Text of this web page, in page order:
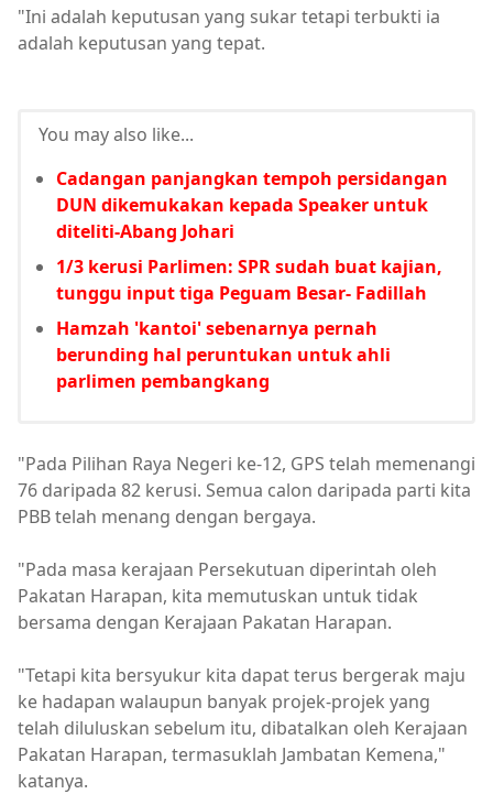
"Ini adalah keputusan yang sukar tetapi terbukti ia
adalah keputusan yang tepat.
You may also like...
Cadangan panjangkan tempoh persidangan
DUN dikemukakan kepada Speaker untuk
diteliti-Abang Johari
1/3 kerusi Parlimen: SPR sudah buat kajian,
tunggu input tiga Peguam Besar- Fadillah
Hamzah 'kantoi' sebenarnya pernah
berunding hal peruntukan untuk ahli
parlimen pembangkang
"Pada Pilihan Raya Negeri ke-12, GPS telah memenangi
76 daripada 82 kerusi. Semua calon daripada parti kita
PBB telah menang dengan bergaya.
"Pada masa kerajaan Persekutuan diperintah oleh
Pakatan Harapan, kita memutuskan untuk tidak
bersama dengan Kerajaan Pakatan Harapan.
"Tetapi kita bersyukur kita dapat terus bergerak maju
ke hadapan walaupun banyak projek-projek yang
telah diluluskan sebelum itu, dibatalkan oleh Kerajaan
Pakatan Harapan, termasuklah Jambatan Kemena,"
katanya.